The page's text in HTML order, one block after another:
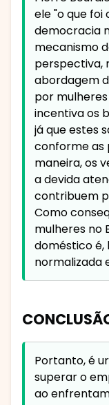
ele "o que
democracia
mecanismo
perspectiva,
abordagem
por
incentiva os
já que estes
conforme as
maneira, os
a devida
contribuem
Como
mulheres no
doméstico
normalizada
Portanto, é
superar o
ao